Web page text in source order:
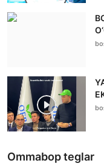
Ommabop teglar